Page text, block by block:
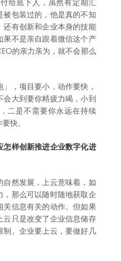
被包装过的，他是真的不知
还有创新和企业本身的技能
果不是亲自跟着微信这个产
的亲力亲为，就不会那么
，项目要小，动作要快，
会大到要你精疲力竭，小到
二是不需要你永远在持续
快。
怎样创新推进企业数字化进
自然发展，上云意味着，如
，那么可以随时随地获取企
关信息有关的动作。但如果
云只是改变了企业信息储存
制。企业要上云，要做好几